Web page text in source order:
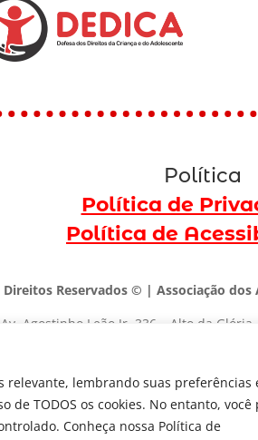
relevante, lembrando suas preferências
de TODOS os cookies. No entanto, você
Conheça nossa Política de
Política
Política de
Política de
Direitos Reservados © | Associação
Av. Agostinho Leão Jr, 336 – Alto da
CNPJ: 79.698.643/